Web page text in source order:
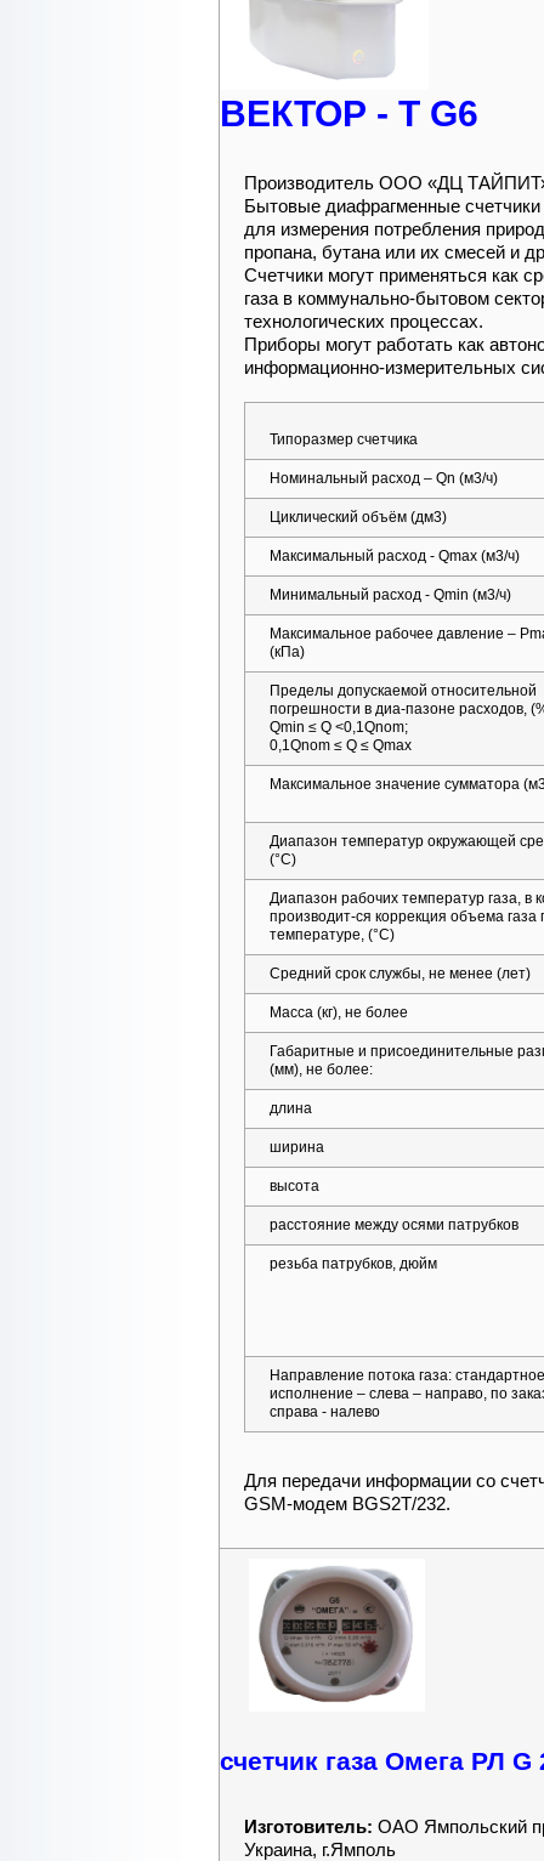
ВЕКТОР - Т G6
Производитель ООО «ДЦ
Бытовые диафрагменные
для измерения потребления
пропана, бутана или их смесей и
Счетчики могут применяться как
газа в коммунально-бытовом
технологических процессах.
Приборы могут работать как
информационно-измерительных
Типоразмер счетчика
Номинальный расход – Qn (м3/ч)
Циклический объём (дм3)
Максимальный расход - Qmax (м3/ч)
Минимальный расход - Qmin (м3/ч)
Максимальное рабочее давление –
(кПа)
Пределы допускаемой относительной
погрешности в диа-пазоне расходов,
Qmin ≤ Q <0,1Qnom;
0,1Qnom ≤ Q ≤ Qmax
Максимальное значение сумматора
Диапазон температур окружающей
(°С)
Диапазон рабочих температур газа, в
производит-ся коррекция объема газа
температуре, (°С)
Средний срок службы, не менее (лет)
Масса (кг), не более
Габаритные и присоединительные
(мм), не более:
длина
ширина
высота
расстояние между осями патрубков
резьба патрубков, дюйм
Направление потока газа: стандартное
исполнение – слева – направо, по
справа - налево
Для передачи информации со
GSM-модем BGS2T/232.
счетчик газа Омега РЛ G
Изготовитель: ОАО Ямпольский
Украина, г.Ямполь